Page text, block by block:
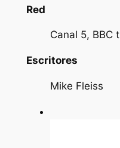
Red
Canal 5, BBC
Escritores
Mike Fleiss